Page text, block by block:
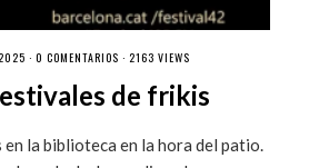
· 0 COMENTARIOS · 2163 VIEWS
de frikis
en la biblioteca en la hora del patio.